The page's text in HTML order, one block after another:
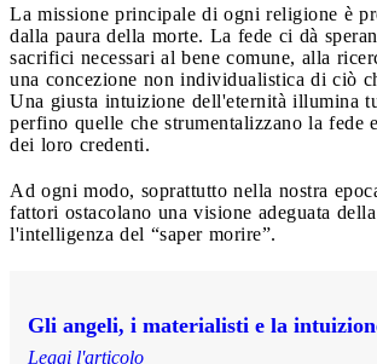
La missione principale di ogni religione è
dalla paura della morte. La fede ci dà
sacrifici necessari al bene comune, alla
una concezione non individualistica di ciò
Una giusta intuizione dell'eternità illumina
perfino quelle che strumentalizzano la fede
dei loro credenti.
Ad ogni modo, soprattutto nella nostra
fattori ostacolano una visione adeguata
l'intelligenza del “saper morire”.
Gli angeli, i materialisti e la
Leggi l'articolo